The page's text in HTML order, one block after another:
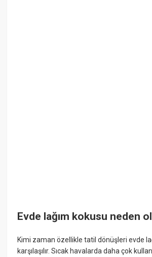
Evde lağım kokusu neden
Kimi zaman özellikle tatil dönüşleri evde
karşılaşılır. Sıcak havalarda daha çok